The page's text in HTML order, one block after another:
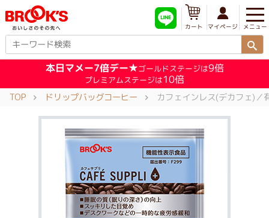
メニュー
マイページ
カート
本日マメー7倍デー★ゴールドステージは9倍
プレミアムステージは10倍
TOP ドリップバッグコーヒー カフェインレス(デカフェ)／